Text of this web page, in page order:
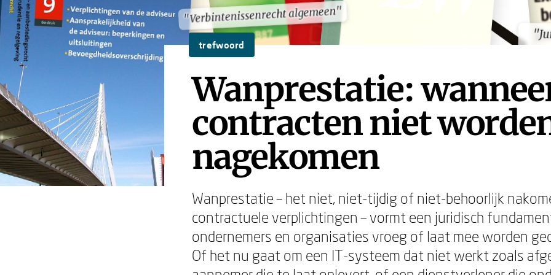
"Verbintenissenrecht algemeen"
"Verbintenissenrecht algemeen"
trefwoord
Wanprestatie:
contracten niet
nagekomen
Wanprestatie – het niet, niet-tijdig of niet-behoorlijk
contractuele verplichtingen – vormt een juridisch
ondernemers en organisaties vroeg of laat mee worden
Of het nu gaat om een IT-systeem dat niet werkt zoals